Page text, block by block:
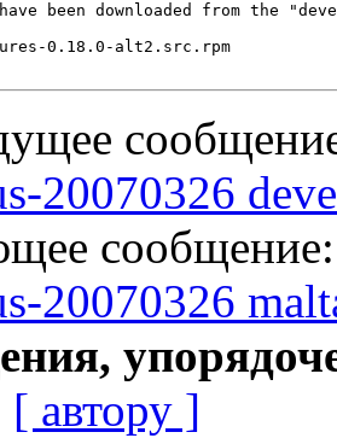
been downloaded from the
0.18.0-alt2.src.rpm
20070326
20070326
[ автору ]